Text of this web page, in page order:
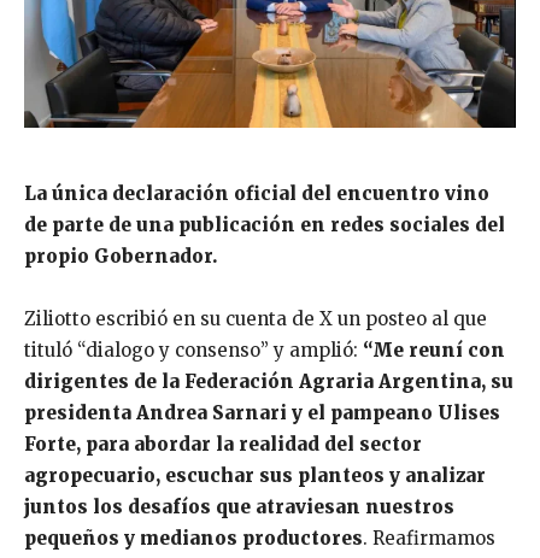
La única declaración oficial del encuentro vino
de parte de una publicación en redes sociales del
propio Gobernador.
Ziliotto escribió en su cuenta de X un posteo al que
tituló “dialogo y consenso” y amplió: “Me reuní con
dirigentes de la Federación Agraria Argentina, su
presidenta Andrea Sarnari y el pampeano Ulises
Forte, para abordar la realidad del sector
agropecuario, escuchar sus planteos y analizar
juntos los desafíos que atraviesan nuestros
pequeños y medianos productores. Reafirmamos